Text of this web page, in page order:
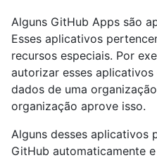
Alguns GitHub Apps são
Esses aplicativos
recursos especiais. Por
autorizar esses
dados de uma
organização aprove isso.
Alguns desses aplicativos
GitHub automaticamente